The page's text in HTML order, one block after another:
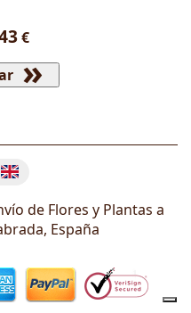
€
de Flores y Plantas a
, España